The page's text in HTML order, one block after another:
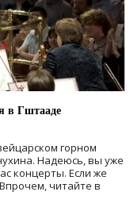
в Гштааде
горном
Надеюсь, вы уже
концерты. Если же
читайте в